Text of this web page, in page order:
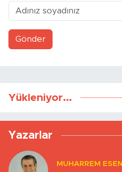
Gönder
Yükleniyor...
Yazarlar
MUHARREM ESEN